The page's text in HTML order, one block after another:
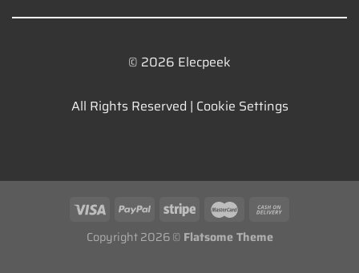
© 2026 Elecpeek
All Rights Reserved | Cookie Settings
Copyright 2026 © Flatsome Theme